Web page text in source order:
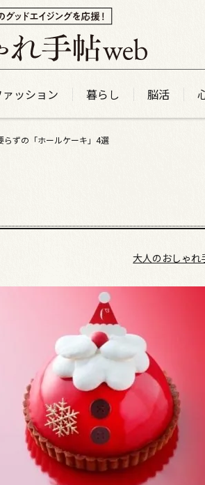
ァッション 暮らし 脳活
らずの「ホールケーキ」4選
大人のおしゃれ